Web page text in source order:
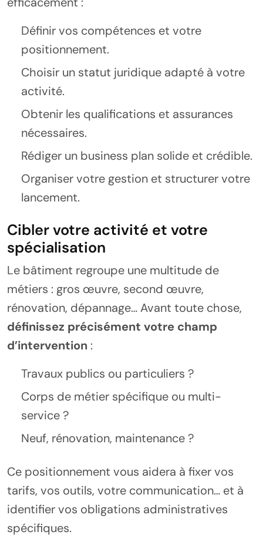
Définir vos compétences et votre
positionnement.
Choisir un statut juridique adapté à votre
activité.
Obtenir les qualifications et assurances
nécessaires.
Rédiger un business plan solide et crédible.
Organiser votre gestion et structurer votre
lancement.
Cibler votre activité et votre
spécialisation
Le bâtiment regroupe une multitude de
métiers : gros œuvre, second œuvre,
rénovation, dépannage… Avant toute chose,
définissez précisément votre champ
d’intervention :
Travaux publics ou particuliers ?
Corps de métier spécifique ou multi-
service ?
Neuf, rénovation, maintenance ?
Ce positionnement vous aidera à fixer vos
tarifs, vos outils, votre communication… et à
identifier vos obligations administratives
spécifiques.